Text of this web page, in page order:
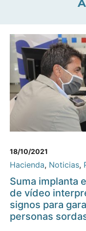
18/10/2021
Hacienda, Noticias,
Suma implanta
de vídeo
signos para
personas